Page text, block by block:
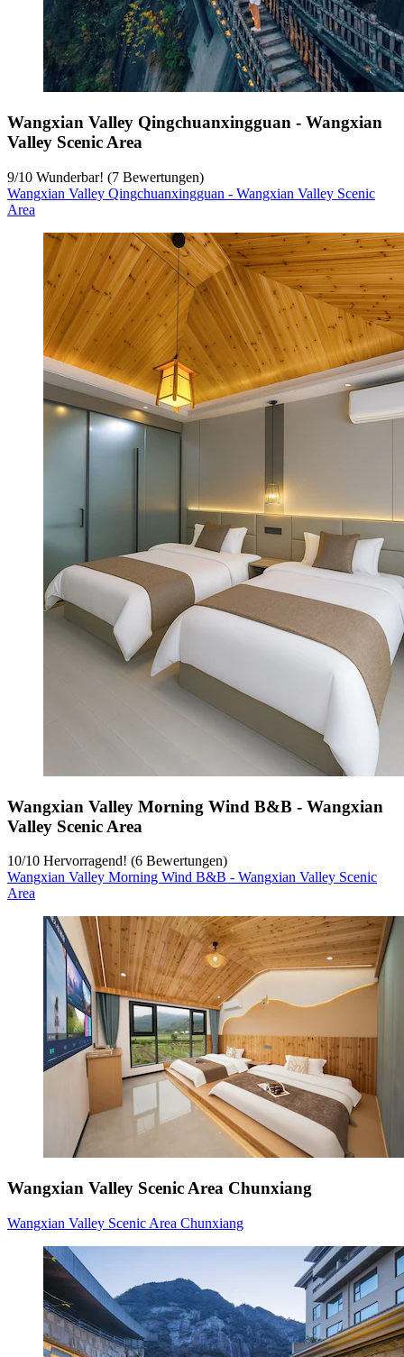
Wangxian Valley Qingchuanxingguan - Wangxian
Valley Scenic Area
9/10 Wunderbar! (7 Bewertungen)
Wangxian Valley Qingchuanxingguan - Wangxian Valley Scenic
Area
Wangxian Valley Morning Wind B&B - Wangxian
Valley Scenic Area
10/10 Hervorragend! (6 Bewertungen)
Wangxian Valley Morning Wind B&B - Wangxian Valley Scenic
Area
Wangxian Valley Scenic Area Chunxiang
Wangxian Valley Scenic Area Chunxiang